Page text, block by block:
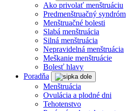
Ako privolať menštruáciu
Predmenštruačný syndróm
Menštruačné bolesti
Slabá menštruácia
Silná menštruácia
Nepravidelná menštruácia
Meškanie menštruácie
Bolesť hlavy
Poradňa
Menštruácia
Ovulácia a plodné dni
Tehotenstvo